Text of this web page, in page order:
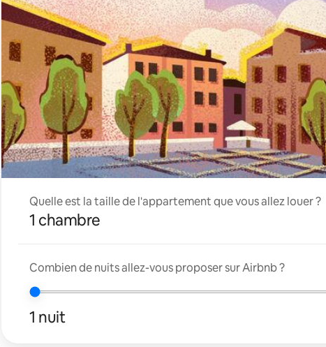
Quelle est la taille de l'appartement que vous allez louer ?
1 chambre
Combien de nuits allez-vous proposer sur Airbnb ?
1 nuit